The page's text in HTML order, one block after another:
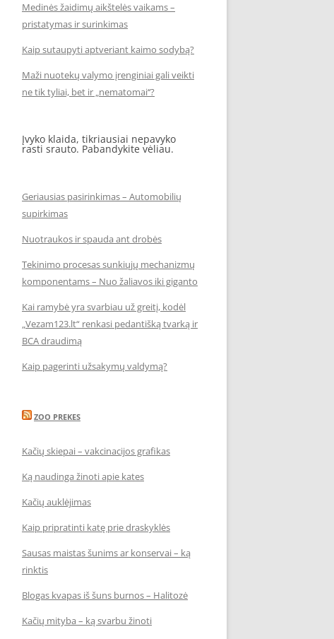
Medinės žaidimų aikštelės vaikams –
pristatymas ir surinkimas
Kaip sutaupyti aptveriant kaimo sodybą?
Maži nuotekų valymo įrenginiai gali veikti
ne tik tyliai, bet ir „nematomai‘‘?
Įvyko klaida, tikriausiai nepavyko
rasti srauto. Pabandykite vėliau.
Geriausias pasirinkimas – Automobilių
supirkimas
Nuotraukos ir spauda ant drobės
Tekinimo procesas sunkiųjų mechanizmų
komponentams – Nuo žaliavos iki giganto
Kai ramybė yra svarbiau už greitį, kodėl
„Vezam123.lt“ renkasi pedantišką tvarką ir
BCA draudimą
Kaip pagerinti užsakymų valdymą?
ZOO PREKES
Kačių skiepai – vakcinacijos grafikas
Ką naudinga žinoti apie kates
Kačių auklėjimas
Kaip pripratinti katę prie draskyklės
Sausas maistas šunims ar konservai – ką
rinktis
Blogas kvapas iš šuns burnos – Halitozė
Kačių mityba – ką svarbu žinoti